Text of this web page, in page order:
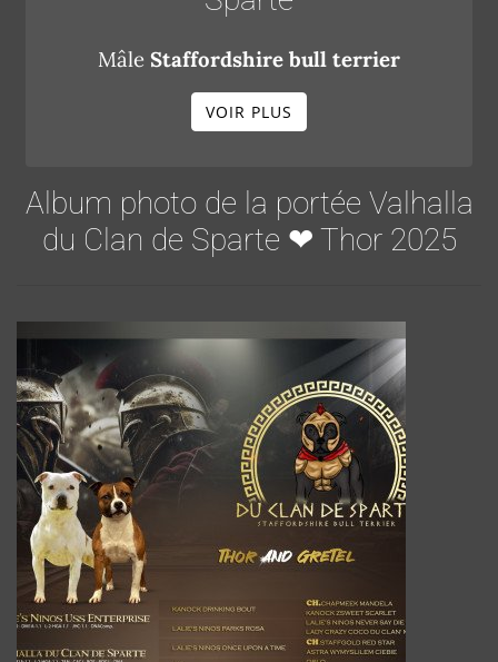
Mâle Staffordshire bull terrier
VOIR PLUS
Album photo de la portée Valhalla
du Clan de Sparte ❤ Thor 2025